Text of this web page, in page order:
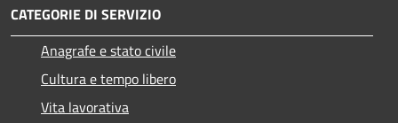
CATEGORIE DI SERVIZIO
Anagrafe e stato civile
Cultura e tempo libero
Vita lavorativa